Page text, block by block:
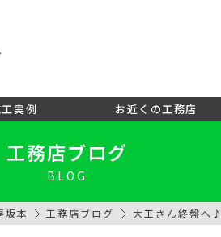
実例 お近くの工務店
工務店ブログ
BLOG
坂本 工務店ブログ 大工さん終盤へ♪